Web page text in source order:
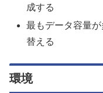
成する
最もデータ容量
替える
環境